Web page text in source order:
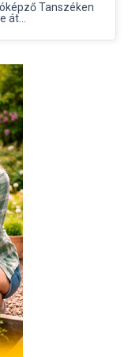
Tanszéken
át...